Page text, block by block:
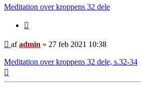
Meditation over kroppens 32 dele
Indlæg
afadmin » 27 feb 2021 10:38
Meditation over kroppens 32 dele, s.32-34